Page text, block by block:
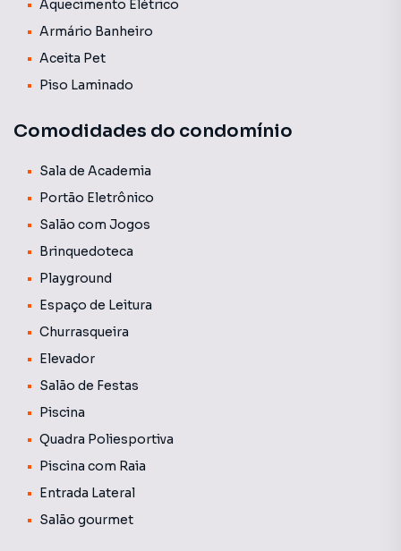
Aquecimento Elétrico
Armário Banheiro
Aceita Pet
Piso Laminado
Comodidades do condomínio
Sala de Academia
Portão Eletrônico
Salão com Jogos
Brinquedoteca
Playground
Espaço de Leitura
Churrasqueira
Elevador
Salão de Festas
Piscina
Quadra Poliesportiva
Piscina com Raia
Entrada Lateral
Salão gourmet